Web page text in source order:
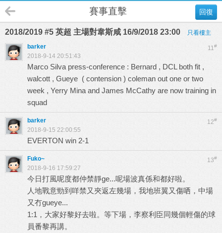
回復
賽事直擊
2018/2019 #5 英超 主場對韋斯咸 16/9/2018 23:00 只看樓主
11#
barker
2018-9-14 20:51:43
Marco Silva press-conference : Bernard , DCL both fit ,
walcott , Gueye ( contension ) coleman out one or two
week , Yerry Mina and James McCathy are now training in
squad
12#
barker
2018-9-15 22:00:55
EVERTON win 2-1
13#
Fuko~
2018-9-16 17:59:27
今日打風呢度都仲禁靜ge...呢場波真係和都好啦。
人地戰意勁到咩禁又夾返左幾場，我地班翼又傷哂，中場
又冇gueye...
1:1，大家好黎好去啦。等下場，李察利臣同幾個輕傷的球
員番黎再講。